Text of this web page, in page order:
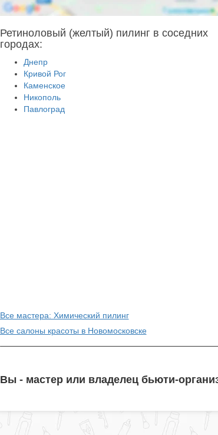
Ретиноловый (желтый) пилинг в соседних
городах:
Днепр
Кривой Рог
Каменское
Никополь
Павлоград
Все мастера: Химический пилинг
Все салоны красоты в Новомосковске
Вы - мастер или владелец бьюти-